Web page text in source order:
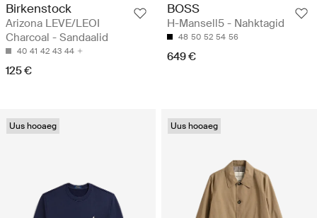
Birkenstock
Arizona LEVE/LEOI
Charcoal - Sandaalid
40 41 42 43 44
125 €
BOSS
H-Mansell5 - Nahktagid
48 50 52 54 56
649 €
Uus hooaeg Uus hooaeg